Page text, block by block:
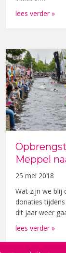
lees verder »
van Zuidwesthoek
Meppel
25 mei 2018
Wat zijn we blij
donaties
dit jaar weer
lees verder »